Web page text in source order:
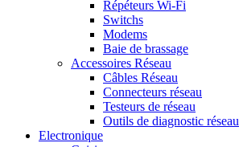
Répéteurs Wi-Fi
Switchs
Modems
Baie de brassage
Accessoires Réseau
Câbles Réseau
Connecteurs réseau
Testeurs de réseau
Outils de diagnostic réseau
Electronique